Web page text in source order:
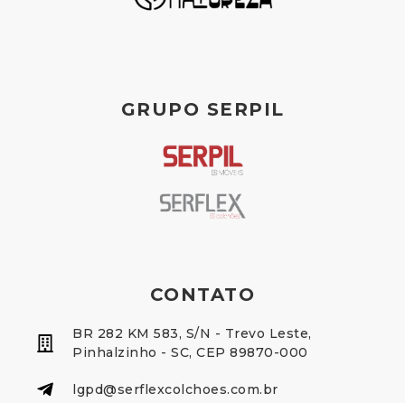
GRUPO SERPIL
CONTATO
BR 282 KM 583, S/N - Trevo Leste,
Pinhalzinho - SC, CEP 89870-000
lgpd@serflexcolchoes.com.br